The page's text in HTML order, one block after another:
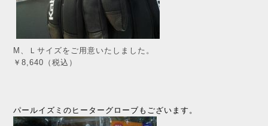
M、Ｌサイズをご用意いたしました。
￥8,640（税込）
パールイズミのヒーターグローブもございます。